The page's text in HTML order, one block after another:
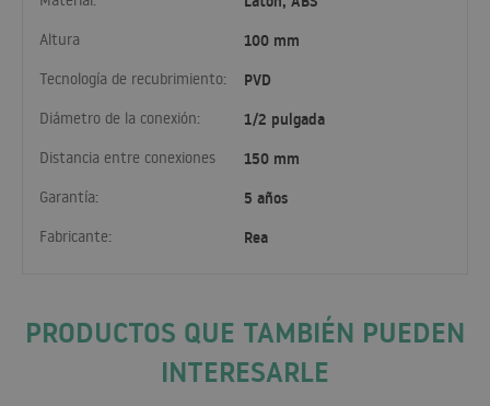
Altura 100 mm
Tecnología de recubrimiento: PVD
Diámetro de la conexión: 1/2 pulgada
Distancia entre conexiones 150 mm
Garantía: 5 años
Fabricante: Rea
PRODUCTOS QUE TAMBIÉN PUEDEN
INTERESARLE